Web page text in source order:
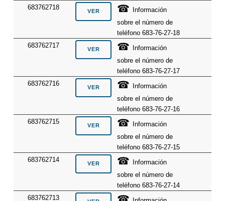
683762718
☎
Información
sobre el número de
teléfono 683-76-27-18
683762717
☎
Información
sobre el número de
teléfono 683-76-27-17
683762716
☎
Información
sobre el número de
teléfono 683-76-27-16
683762715
☎
Información
sobre el número de
teléfono 683-76-27-15
683762714
☎
Información
sobre el número de
teléfono 683-76-27-14
683762713